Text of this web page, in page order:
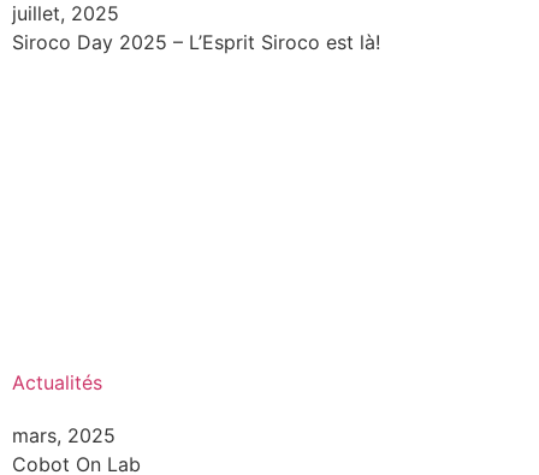
juillet, 2025
Siroco Day 2025 – L’Esprit Siroco est là!
Actualités
mars, 2025
Cobot On Lab